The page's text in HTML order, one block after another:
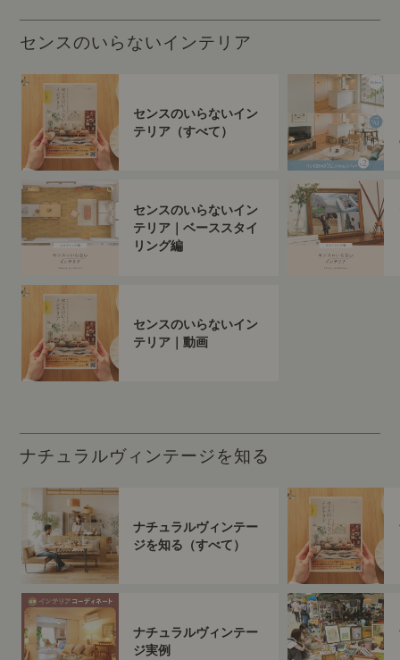
センスのいらないインテリア
センスのいらないイン
テリア（すべて）
センスのいらないイン
テリア｜ベーススタイ
リング編
センスのいらないイン
テリア｜動画
ナチュラルヴィンテージを知る
ナチュラルヴィンテー
ジを知る（すべて）
ナチュラルヴィンテー
ジ実例